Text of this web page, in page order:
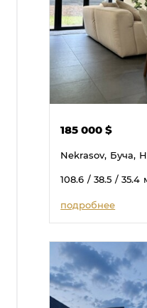
185 000$
Nekrasov, Буча,
108.6 / 38.5 / 35.4
подробнее